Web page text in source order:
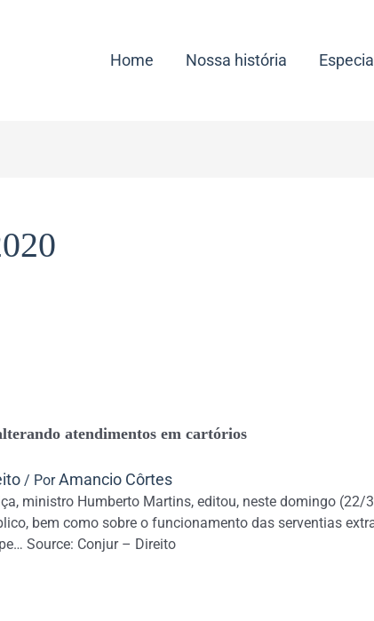
Home Nossa história
atendimentos em cartórios
/ PorAmancio Côrtes
ministro Humberto Martins, editou, neste domingo (22/
bem como sobre o funcionamento das serventias
Source: Conjur – Direito